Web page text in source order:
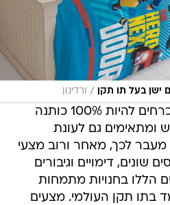
ישן בעל תו תקן / ורדינון
מצעים עבור הילדים מוכרחים להיות 100% כותנה
ומתאימים גם לעונת
מעבר לכך, מאחר ורוב מצעי
שונים, דימויים וגיבורים
הללו בחנויות מתמחות
בתו תקן העולמי. מצעים